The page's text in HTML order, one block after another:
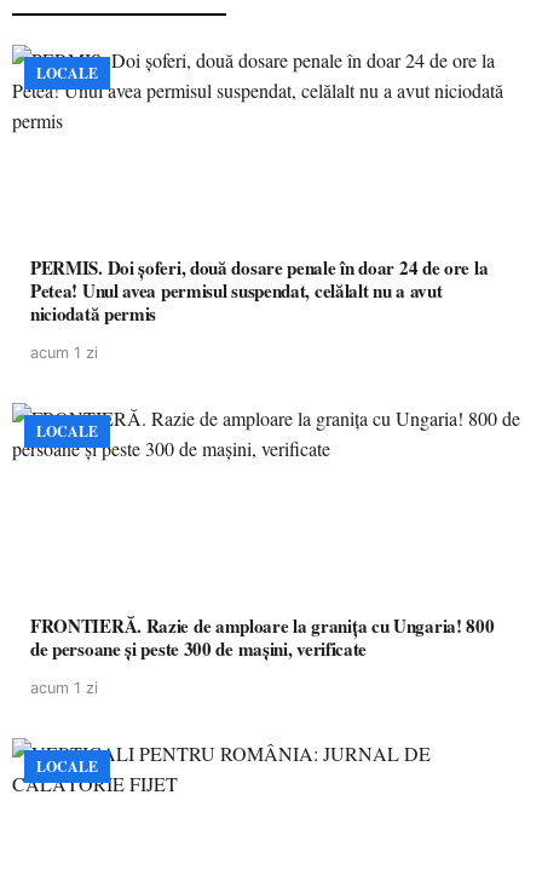
LOCALE
PERMIS. Doi șoferi, două dosare penale în doar 24 de ore la
Petea! Unul avea permisul suspendat, celălalt nu a avut
niciodată permis
acum 1 zi
LOCALE
FRONTIERĂ. Razie de amploare la granița cu Ungaria! 800
de persoane și peste 300 de mașini, verificate
acum 1 zi
LOCALE